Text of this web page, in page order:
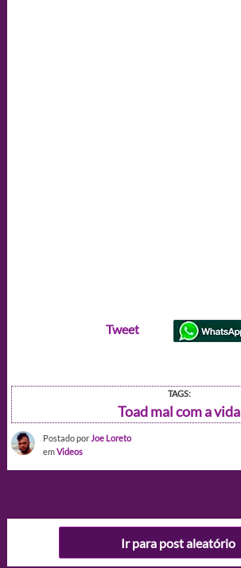
Tweet
TAGS:
Toad mal com a vida
Postado por Joe Loreto
emVideos
Ir para post aleatório